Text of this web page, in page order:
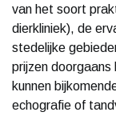
van het soort
dierkliniek), de
stedelijke
prijzen doorgaans
kunnen
echografie of